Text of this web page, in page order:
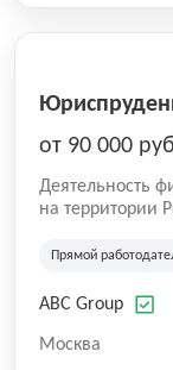
от 90 000
Деятельность
на территории
культуре и
Прямой
ABC Group
Москва